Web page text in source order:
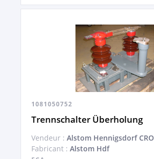
1081050752
Trennschalter Überholung
Vendeur : Alstom Hennigsdorf CRO
Fabricant : Alstom Hdf